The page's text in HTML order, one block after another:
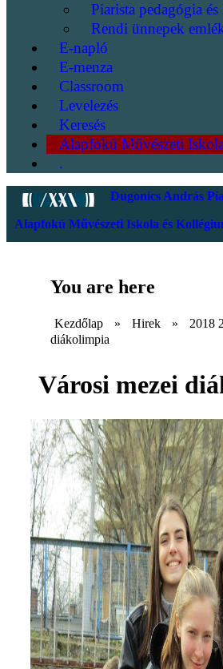
Piarista pedagógia
Rendi ünnepek
E-napló
E-menza
Classroom
Levelezés
Keresés
Alapfokú Művészeti Iskola
.
Dugonics András
Alapfokú Művészeti Iskola és
You are here
Kezdőlap » Hirek » 2018
diákolimpia
Városi mezei